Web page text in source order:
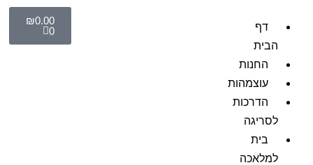
דף
הבית
החנות
עוצמהות
הדרכות
לסריגה
בית
למלאכה
₪0.00
0